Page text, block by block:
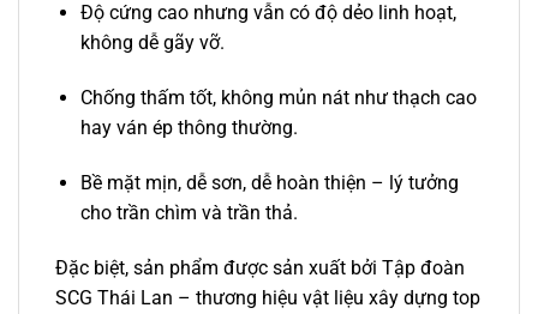
Độ cứng cao nhưng vẫn có độ dẻo linh hoạt,
không dễ gãy vỡ.
Chống thấm tốt, không mủn nát như thạch cao
hay ván ép thông thường.
Bề mặt mịn, dễ sơn, dễ hoàn thiện – lý tưởng
cho trần chìm và trần thả.
Đặc biệt, sản phẩm được sản xuất bởi Tập đoàn
SCG Thái Lan – thương hiệu vật liệu xây dựng top